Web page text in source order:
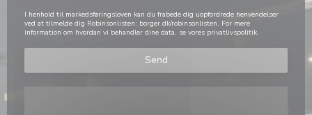
I henhold til markedsføringsloven kan du frabede dig uopfordrede henvendelser
ved at tilmelde dig Robinsonlisten: borger.dk/robinsonlisten. For mere
information om hvordan vi behandler dine data, se vores privatlivspolitik.